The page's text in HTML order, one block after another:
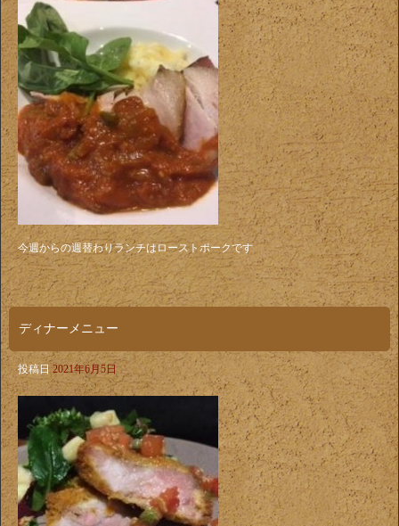
今週からの週替わりランチはローストポークです
ディナーメニュー
投稿日 2021年6月5日